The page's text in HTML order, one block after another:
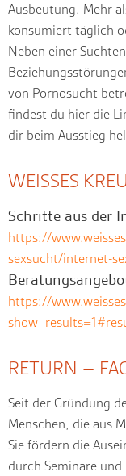
Ausbeutung. Mehr
konsumiert täglich
Neben einer
von Pornosucht
findest du hier die
dir beim Ausstieg
WEISSES KREUZ
Schritte aus der
https://
sexsucht/internet-
https://
RETURN –
Seit der Gründung
Menschen, die aus
Sie fördern die
durch Seminare